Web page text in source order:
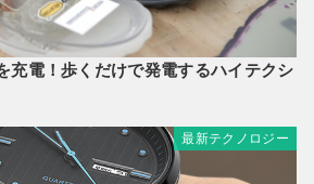
充電！歩くだけで発電するハイテクシ
最新テクノロジー